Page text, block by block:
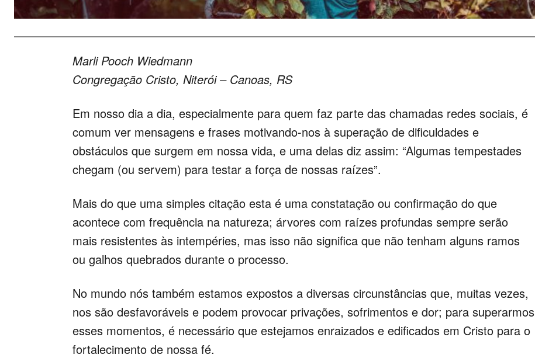
Marli Pooch Wiedmann
Congregação Cristo, Niterói – Canoas, RS
Em nosso dia a dia, especialmente para quem faz parte das chamadas redes sociais, é
comum ver mensagens e frases motivando-nos à superação de dificuldades e
obstáculos que surgem em nossa vida, e uma delas diz assim: “Algumas tempestades
chegam (ou servem) para testar a força de nossas raízes”.
Mais do que uma simples citação esta é uma constatação ou confirmação do que
acontece com frequência na natureza; árvores com raízes profundas sempre serão
mais resistentes às intempéries, mas isso não significa que não tenham alguns ramos
ou galhos quebrados durante o processo.
No mundo nós também estamos expostos a diversas circunstâncias que, muitas vezes,
nos são desfavoráveis e podem provocar privações, sofrimentos e dor; para superarmos
esses momentos, é necessário que estejamos enraizados e edificados em Cristo para o
fortalecimento de nossa fé.